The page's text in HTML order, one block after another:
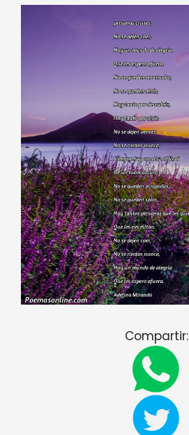
Compartir: